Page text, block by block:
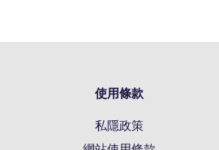
使用條款
私隱政策